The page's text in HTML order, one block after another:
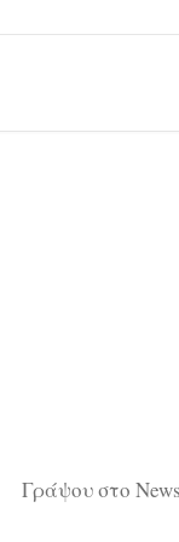
Γράψου στο